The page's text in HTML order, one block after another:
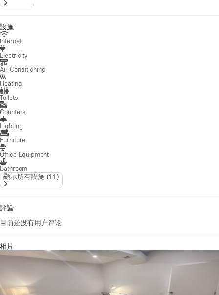
設施
Internet
Electricity
Air Conditioning
Heating
Toilets
Counters
Lighting
Furniture
Office Equipment
Bathroom
顯示所有設施 (11)
評論
目前还没有用户评论
相片